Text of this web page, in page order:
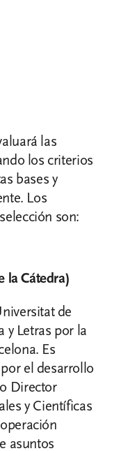
las
los criterios
bases y
Los
son:
la Cátedra)
de
y Letras por la
Es
el desarrollo
Director
y Científicas
asuntos